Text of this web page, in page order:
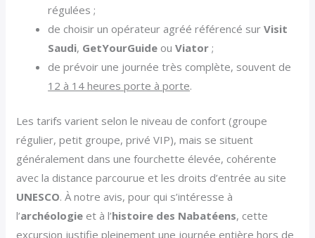
régulées ;
de choisir un opérateur agréé référencé surVisit
Saudi, GetYourGuide ouViator ;
de prévoir une journée très complète, souvent de
12 à 14 heures porte à porte.
Les tarifs varient selon le niveau de confort (groupe
régulier, petit groupe, privé VIP), mais se situent
généralement dans une fourchette élevée, cohérente
avec la distance parcourue et les droits d’entrée au site
UNESCO. À notre avis, pour qui s’intéresse à
l’archéologie et à l’histoire des Nabatéens, cette
excursion justifie pleinement une journée entière hors de